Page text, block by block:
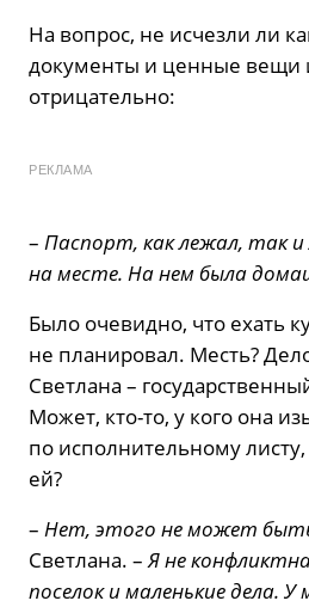
На вопрос, не исчезли ли
документы и ценные вещи
отрицательно:
РЕКЛАМА
– Паспорт, как лежал, так и
на месте. На нем была
Было очевидно, что ехать
не планировал. Месть?
Светлана –
Может, кто-то, у кого она
по исполнительному
ей?
– Нет, этого не может
Светлана. –Я не
поселок и маленькие дела. У